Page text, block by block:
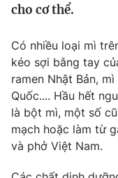
Tin tức
Thế giới đó đây
Câu chuyện quốc tế
Kinh tế
Tài chính
Thị trường
Góc doanh nghiệp
Dữ liệu và đời
Truyền hình
cho cơ thể.
Có nhiều loại mì
kéo sợi bằng tay
ramen Nhật Bản,
Quốc.... Hầu hết
là bột mì, một số
mạch hoặc làm từ
và phở Việt Nam.